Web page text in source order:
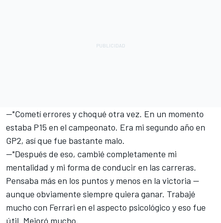
—"Cometí errores y choqué otra vez. En un momento
estaba P15 en el campeonato. Era mi segundo año en
GP2, así que fue bastante malo.
—"Después de eso, cambié completamente mi
mentalidad y mi forma de conducir en las carreras.
Pensaba más en los puntos y menos en la victoria —
aunque obviamente siempre quiera ganar. Trabajé
mucho con Ferrari en el aspecto psicológico y eso fue
útil. Mejoró mucho.